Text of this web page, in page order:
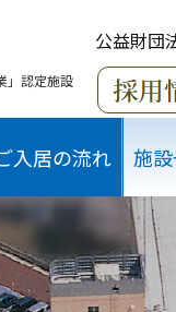
公益財団
」認定施設
入居の流れ 施